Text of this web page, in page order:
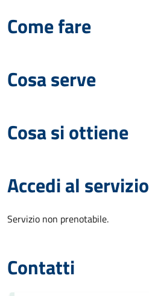
Come fare
Cosa serve
Cosa si ottiene
Accedi al servizio
Servizio non prenotabile.
Contatti